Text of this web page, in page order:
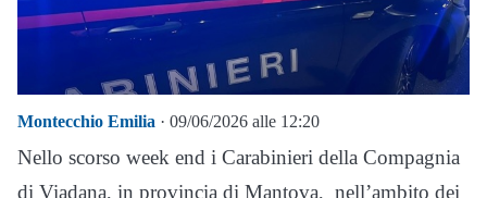
Montecchio Emilia · 09/06/2026 alle 12:20
Nello scorso week end i Carabinieri della Compagnia
di Viadana, in provincia di Mantova, nell’ambito dei